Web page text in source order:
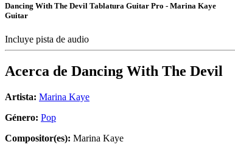
Dancing With The Devil Tablatura Guitar Pro - Marina Kaye
Guitar
Incluye pista de audio
Acerca de Dancing With The Devil
Artista: Marina Kaye
Género: Pop
Compositor(es): Marina Kaye